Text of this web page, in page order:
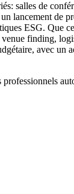
salles de
lancement de
ESG.
finding,
avec